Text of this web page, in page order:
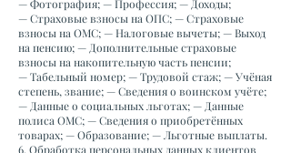
— Фотография; — Профессия; — Доходы;
— Страховые взносы на ОПС; — Страховые
взносы на ОМС; — Налоговые вычеты; — Выход
на пенсию; — Дополнительные страховые
взносы на накопительную часть пенсии;
— Табельный номер; — Трудовой стаж; — Учёная
степень, звание; — Сведения о воинском учёте;
— Данные о социальных льготах; — Данные
полиса ОМС; — Сведения о приобретённых
товарах; — Образование; — Льготные выплаты.
6. Обработка персональных данных клиентов